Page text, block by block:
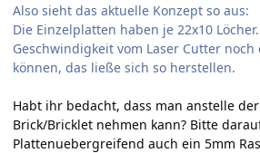
Also sieht das aktuelle Konzept so aus:
Die Einzelplatten haben je 22x10
Geschwindigkeit vom Laser Cutter
können, das ließe sich so herstellen.
Habt ihr bedacht, dass man anstelle
Brick/Bricklet nehmen kann? Bitte
Plattenuebergreifend auch ein 5mm